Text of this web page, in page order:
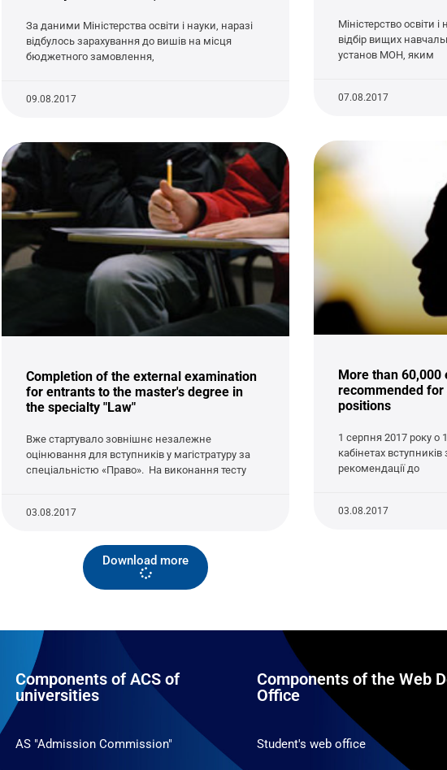
За даними Міністерства освіти і науки, наразі
відбулось зарахування до вишів на місця
бюджетного замовлення,
09.08.2017
Міністерство освіти
відбір вищих
установ МОН, яким
07.08.2017
Completion of the external examination
for entrants to the master's degree in
the specialty "Law"
Вже стартувало зовнішнє незалежне
оцінювання для вступників у магістратуру за
спеціальністю «Право». На виконання тесту
03.08.2017
More than 60,000
recommended
positions
1 серпня 2017 року о
кабінетах
рекомендації до
03.08.2017
Download more
Components of ACS of
universities
AS "Admission Commission"
Components of the Web
Office
Student's web office